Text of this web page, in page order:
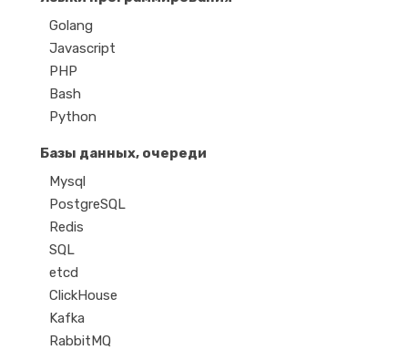
Golang
Javascript
PHP
Bash
Python
Базы данных, очереди
Mysql
PostgreSQL
Redis
SQL
etcd
ClickHouse
Kafka
RabbitMQ